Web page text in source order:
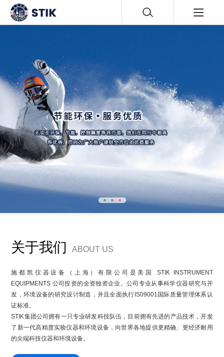
关于我们 ABOUT US
施都凯仪器设备（上海）有限公司 是美国 STIK INSTRUMENT
EQUIPMENTS 公司投资的全资独资企业。公司专业从事科学仪器研究与开
发，环境设备的研究设计制造，并且全面执行IS09001国际质量管理体系认
证标准。
STIK集团公司拥有一只专业研发科技队伍，目前拥有先进的产品技术，开发
了新一代高精度实验仪器和环境设备，向世界各地提供更精确、更经济耐用
的尖端科技仪器和环境设备。